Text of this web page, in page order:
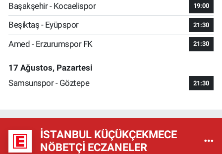
Başakşehir - Kocaelispor
19:00
Beşiktaş - Eyüpspor 21:30
Amed - Erzurumspor FK 21:30
17 Ağustos, Pazartesi
Samsunspor - Göztepe
21:30
İSTANBUL KÜÇÜKÇEKMECE
NÖBETÇI ECZANELER